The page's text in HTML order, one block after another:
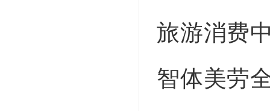
旅游消费
智体美劳